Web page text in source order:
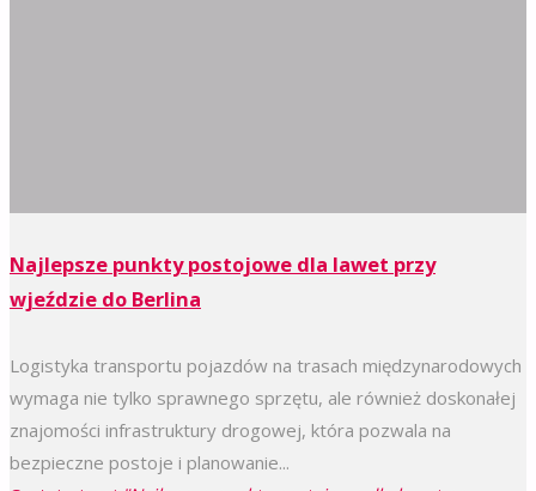
Najlepsze punkty postojowe dla lawet przy
wjeździe do Berlina
Logistyka transportu pojazdów na trasach międzynarodowych
wymaga nie tylko sprawnego sprzętu, ale również doskonałej
znajomości infrastruktury drogowej, która pozwala na
bezpieczne postoje i planowanie...